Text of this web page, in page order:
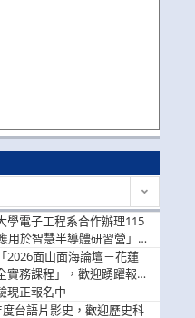
學電子工程系合作辦理115
用於智慧半導體研習營」，
2026面山面海論壇－花蓮
務課程」，歡迎踴躍報名
現正報名中
台語片影史，歡迎歷史科